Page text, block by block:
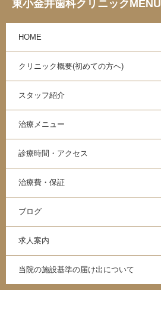
東小金井歯科クリニックMENU
HOME
クリニック概要(初めての方へ)
スタッフ紹介
治療メニュー
診療時間・アクセス
治療費・保証
ブログ
求人案内
当院の施設基準の届け出について